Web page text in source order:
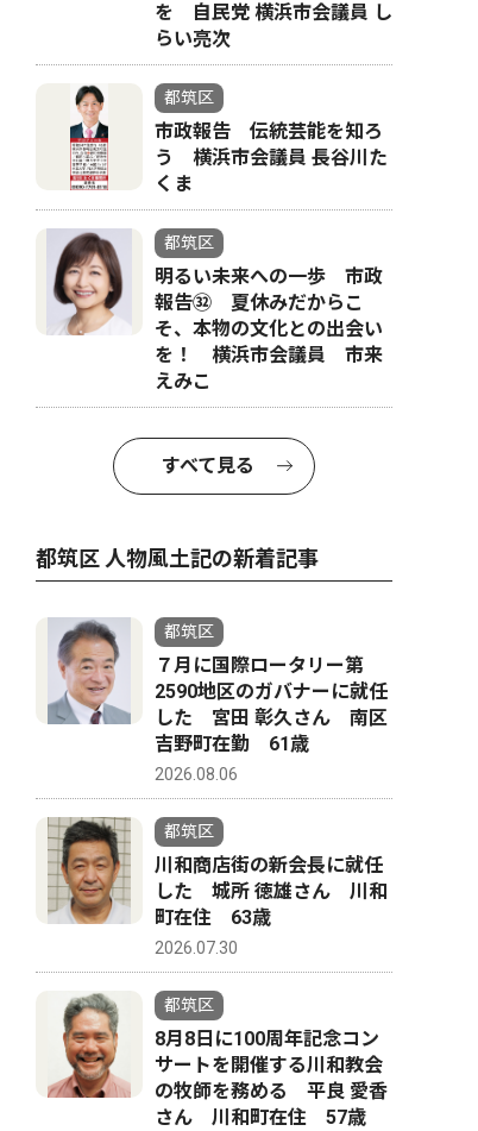
を 自民党 横浜市会議員 し
らい亮次
都筑区
市政報告 伝統芸能を知ろ
う 横浜市会議員 長谷川た
くま
都筑区
明るい未来への一歩 市政
報告㉜ 夏休みだからこ
そ、本物の文化との出会い
を！ 横浜市会議員 市来
えみこ
すべて見る
都筑区 人物風土記の新着記事
都筑区
７月に国際ロータリー第
2590地区のガバナーに就任
した 宮田 彰久さん 南区
吉野町在勤 61歳
2026.08.06
都筑区
川和商店街の新会長に就任
した 城所 徳雄さん 川和
町在住 63歳
2026.07.30
都筑区
8月8日に100周年記念コン
サートを開催する川和教会
の牧師を務める 平良 愛香
さん 川和町在住 57歳